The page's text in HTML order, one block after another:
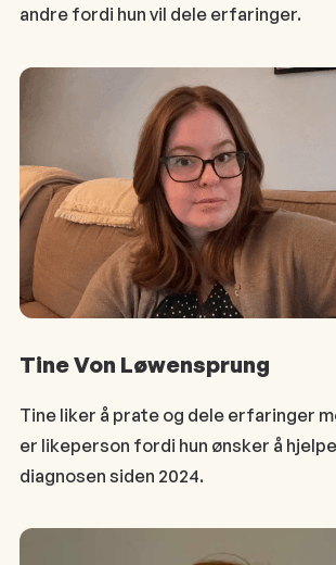
andre fordi hun vil dele erfaringer.
Tine Von Løwensprung
Tine liker å prate og dele erfaringer
er likeperson fordi hun ønsker å
diagnosen siden 2024.